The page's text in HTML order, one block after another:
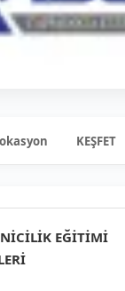
+3
KEŞFET
EĞİTİMİ